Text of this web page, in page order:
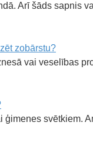
Arī šāds sapnis
zobārstu?
vai veselības
svētkiem.